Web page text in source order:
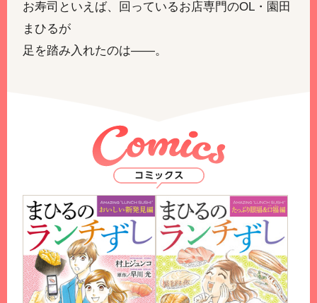
お寿司といえば、回っているお店専門のOL・園田
まひるが
足を踏み入れたのは――。